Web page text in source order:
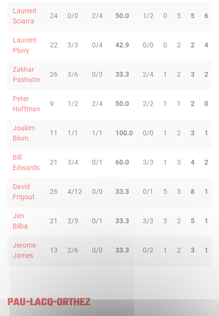
Laurent
Sciarra
24 0/0 2/4 50.0 1/2 0 5 5 6
Laurent
Pluvy
22 3/3 0/4 42.9 0/0 0 2 2 4
Zakhar
Pashutin
26 3/6 0/3 33.3 2/4 1 2 3 2
Peter
Hoffman
9 1/2 2/4 50.0 2/2 1 1 2 0
Joakim
Blom
11 1/1 1/1 100.0 0/0 1 2 3 1
Bill
Edwards
21 3/4 0/1 60.0 3/3 1 3 4 2
David
Frigout
26 4/12 0/0 33.3 0/1 5 3 8 1
Jim
Bilba
21 2/5 0/1 33.3 3/3 3 2 5 1
Jerome
James
13 2/6 0/0 33.3 0/2 1 2 3 1
PAU-LACQ-ORTHEZ